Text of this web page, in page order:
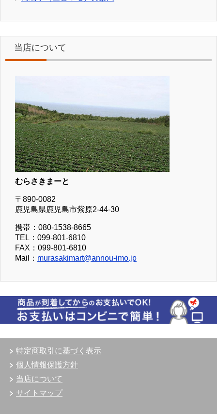
当店について
むらさきまーと
〒890-0082
鹿児島県鹿児島市紫原2-44-30
携帯：080-1538-8665
TEL：099-801-6810
FAX：099-801-6810
Mail： murasakimart@annou-imo.jp
特定商取引に基づく表示
個人情報保護方針
当店について
サイトマップ